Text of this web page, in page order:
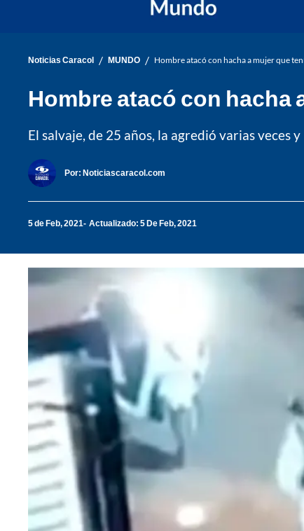
Noticias Caracol / MUNDO / Hombre atacó con hacha a mujer que
Hombre atacó con hacha
El salvaje, de 25 años, la agredió varias veces
Por: Noticiascaracol.com
5 de Feb, 2021 Actualizado: 5 De Feb, 2021